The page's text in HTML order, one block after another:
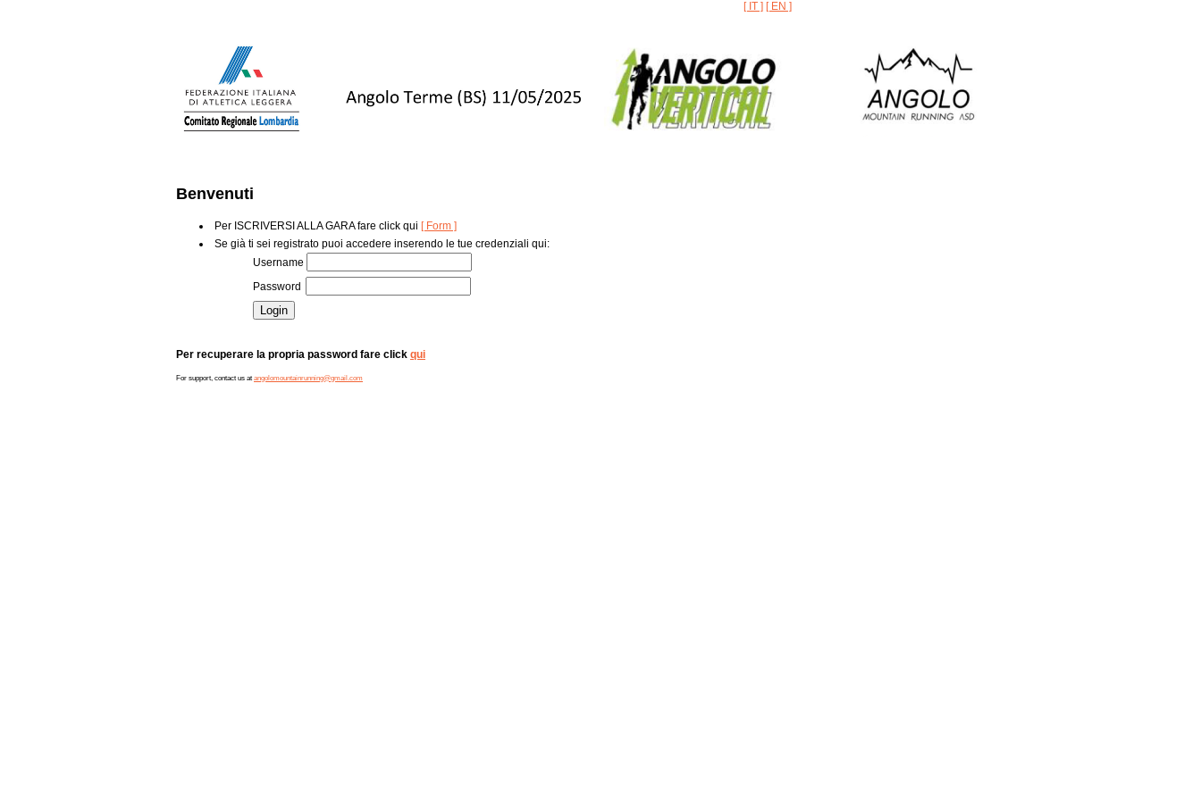
[ IT ] [ EN ]
Benvenuti
Per ISCRIVERSI ALLA GARA fare click qui [ Form ]
Se già ti sei registrato puoi accedere inserendo le tue credenziali qui:
Username
Password
Per recuperare la propria password fare click qui
For support, contact us at angolomountainrunning@gmail.com